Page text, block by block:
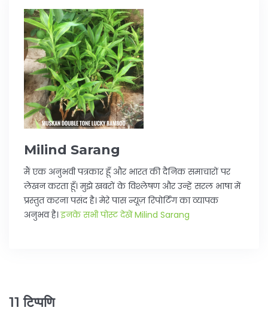
Milind Sarang
मैं एक अनुभवी पत्रकार हूँ और भारत की दैनिक समाचारों पर
लेखन करता हूँ। मुझे खबरों के विश्लेषण और उन्हें सरल भाषा में
प्रस्तुत करना पसंद है। मेरे पास न्यूज़ रिपोर्टिंग का व्यापक
अनुभव है।इनके सभी पोस्ट देखें Milind Sarang
11 टिप्पणि